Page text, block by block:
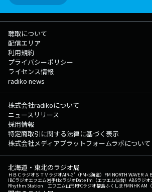
聴取について
配信エリア
利用規約
プライバシーポリシー
ライセンス情報
radiko news
株式会社radikoについて
ニュースリリース
採用情報
特定商取引に関する法律に基づく表示
株式会社メディアプラットフォームラボについて
北海道・東北のラジオ局
ＨＢＣラジオＳＴＶラジオAIR-G'（FM北海道） FM NORTH WAVEＲＡ
IBCラジオエフエム岩手tbcラジオDate fm（エフエム仙台） ABSラジオ
Rhythm Station エフエム山形RFCラジオ福島ふくしまFMNHK AM（